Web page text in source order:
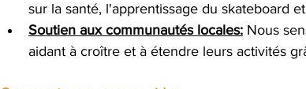
sur la santé, l'apprentissage du skateboard
Soutien aux communautés locales: Nous
aidant à croître et à étendre leurs activités